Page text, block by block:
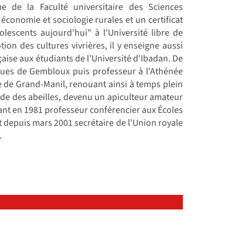
de la Faculté universitaire des Sciences
et sociologie rurales et un certificat
aujourd'hui" à l'Université libre de
des cultures vivrières, il y enseigne aussi
aux étudiants de l'Université d'Ibadan. De
de Gembloux puis professeur à l'Athénée
Grand-Manil, renouant ainsi à temps plein
des abeilles, devenu un apiculteur amateur
en 1981 professeur conférencier aux Écoles
mars 2001 secrétaire de l'Union royale